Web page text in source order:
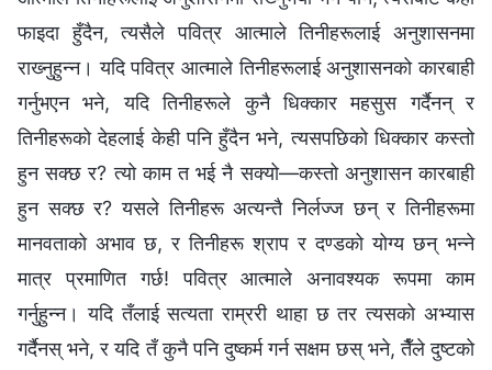
फाइदा हुँदैन, त्यसैले पवित्र आत्माले तिनीहरूलाई अनुशासनमा
राख्‍नुहुन्‍न। यदि पवित्र आत्माले तिनीहरूलाई अनुशासनको कारबाही
गर्नुभएन भने, यदि तिनीहरूले कुनै धिक्‍कार महसुस गर्दैनन् र
तिनीहरूको देहलाई केही पनि हुँदैन भने, त्यसपछिको धिक्‍कार कस्तो
हुन सक्छ र? त्यो काम त भई नै सक्यो—कस्तो अनुशासन कारबाही
हुन सक्छ र? यसले तिनीहरू अत्यन्तै निर्लज्‍ज छन् र तिनीहरूमा
मानवताको अभाव छ, र तिनीहरू श्राप र दण्डको योग्य छन् भन्‍ने
मात्र प्रमाणित गर्छ! पवित्र आत्माले अनावश्यक रूपमा काम
गर्नुहुन्‍न। यदि तँलाई सत्यता राम्ररी थाहा छ तर त्यसको अभ्यास
गर्दैनस् भने, र यदि तँ कुनै पनि दुष्कर्म गर्न सक्षम छस् भने, तैँले दुष्टको